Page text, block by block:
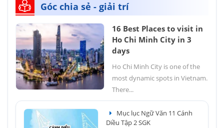
Góc chia sẻ - giải trí
16 Best Places to visit in
Ho Chi Minh City in 3
days
Ho Chi Minh City is one of the
most dynamic spots in Vietnam.
There...
Mục lục Ngữ Văn 11 Cánh
Diều Tập 2 SGK